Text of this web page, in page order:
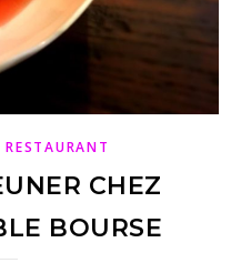
RESTAURANT
CHEZ
BOURSE